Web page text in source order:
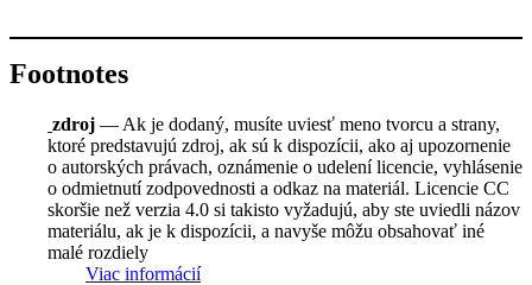
Footnotes
zdroj — Ak je dodaný, musíte uviesť meno tvorcu a strany,
ktoré predstavujú zdroj, ak sú k dispozícii, ako aj upozornenie
o autorských právach, oznámenie o udelení licencie, vyhlásenie
o odmietnutí zodpovednosti a odkaz na materiál. Licencie CC
skoršie než verzia 4.0 si takisto vyžadujú, aby ste uviedli názov
materiálu, ak je k dispozícii, a navyše môžu obsahovať iné
malé rozdiely
Viac informácií